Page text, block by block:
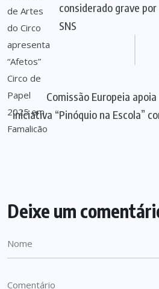
considerado grave
SNS
Comissão Europeia
iniciativa “Pinóquio na Escola”
Deixe um